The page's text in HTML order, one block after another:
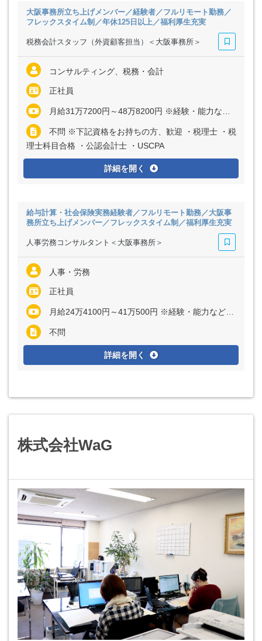
大阪事務所立ち上げメンバー／経験者／フルリモート勤務／
フレックスタイム制／年休125日以上／福利厚生充実
税務会計スタッフ（外資顧客担当）＜大阪事務所＞
コンサルティング、税務・会計
正社員
月給31万7200円～48万8200円 ※経験・能力など考慮の上、決定いたします ※上記に固定残業代（月30時間分＝6万6800円～9万9300円）を含む ※超過分は別途全額支給
不問 ※下記資格をお持ちの方、歓迎 ・税理士 ・税
理士科目合格 ・公認会計士 ・USCPA
詳細を開く
給与計算・社会保険実務経験者／フルリモート勤務／大阪事
務所立ち上げメンバー／フレックスタイム制／福利厚生充実
人事労務コンサルタント＜大阪事務所＞
人事・労務
正社員
月給24万4100円～41万500円 ※経験・能力など考慮の上、決定いたします ※上記に固定残業代（月30時間分＝5万2900円～8万4500円）を含む ※超過分は別途全額支給
不問
詳細を開く
株式会社WaG